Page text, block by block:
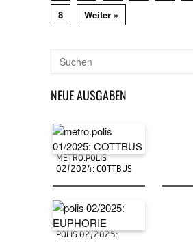
8
Weiter »
NEUE AUSGABEN
METRO.POLIS
02/2024: COTTBUS
POLIS 02/2025: